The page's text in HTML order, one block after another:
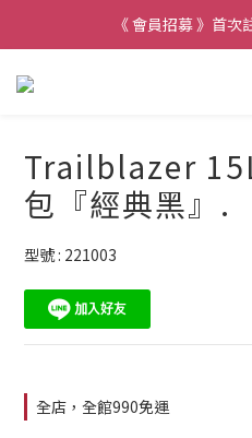
《 會員招募 》首
Trailblazer
包『經典黑』.
型號 : 221003
全店，全館990免運